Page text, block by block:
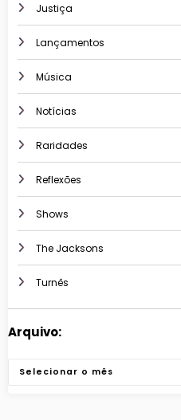
Justiça
Lançamentos
Música
Notícias
Raridades
Reflexões
Shows
The Jacksons
Turnês
Arquivo:
Arquivos